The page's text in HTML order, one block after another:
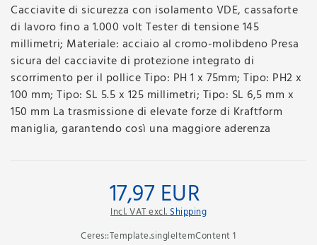
Cacciavite di sicurezza con isolamento VDE, cassaforte
di lavoro fino a 1.000 volt Tester di tensione 145
millimetri; Materiale: acciaio al cromo-molibdeno Presa
sicura del cacciavite di protezione integrato di
scorrimento per il pollice Tipo: PH 1 x 75mm; Tipo: PH2 x
100 mm; Tipo: SL 5.5 x 125 millimetri; Tipo: SL 6,5 mm x
150 mm La trasmissione di elevate forze di Kraftform
maniglia, garantendo così una maggiore aderenza
17,97 EUR
Incl. VAT excl.Shipping
Ceres::Template.singleItemContent1